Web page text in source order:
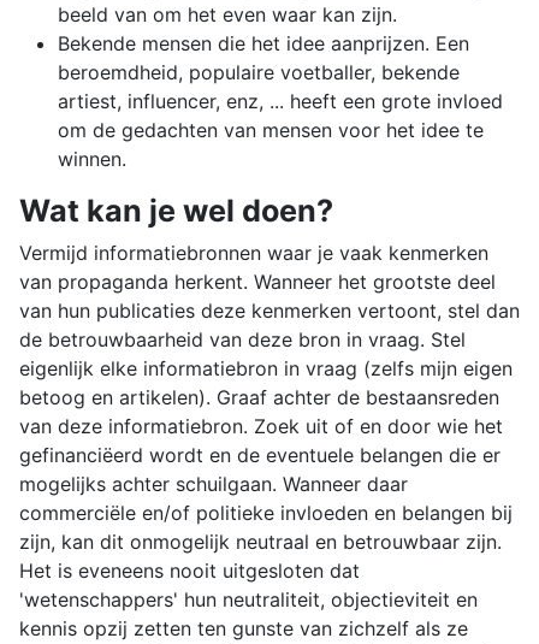
beeld van om het even waar kan zijn.
Bekende mensen die het idee aanprijzen. Een
beroemdheid, populaire voetballer, bekende
artiest, influencer, enz, ... heeft een grote invloed
om de gedachten van mensen voor het idee te
winnen.
Wat kan je wel doen?
Vermijd informatiebronnen waar je vaak kenmerken
van propaganda herkent. Wanneer het grootste deel
van hun publicaties deze kenmerken vertoont, stel dan
de betrouwbaarheid van deze bron in vraag. Stel
eigenlijk elke informatiebron in vraag (zelfs mijn eigen
betoog en artikelen). Graaf achter de bestaansreden
van deze informatiebron. Zoek uit of en door wie het
gefinanciëerd wordt en de eventuele belangen die er
mogelijks achter schuilgaan. Wanneer daar
commerciële en/of politieke invloeden en belangen bij
zijn, kan dit onmogelijk neutraal en betrouwbaar zijn.
Het is eveneens nooit uitgesloten dat
'wetenschappers' hun neutraliteit, objectieviteit en
kennis opzij zetten ten gunste van zichzelf als ze